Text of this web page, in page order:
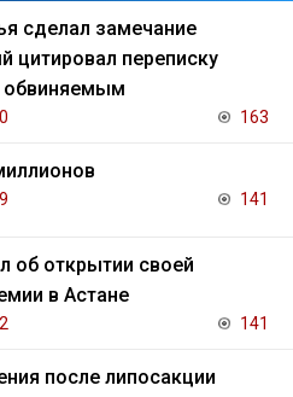
сделал замечание
цитировал переписку
обвиняемым
163
141
об открытии своей
в Астане
141
после липосакции